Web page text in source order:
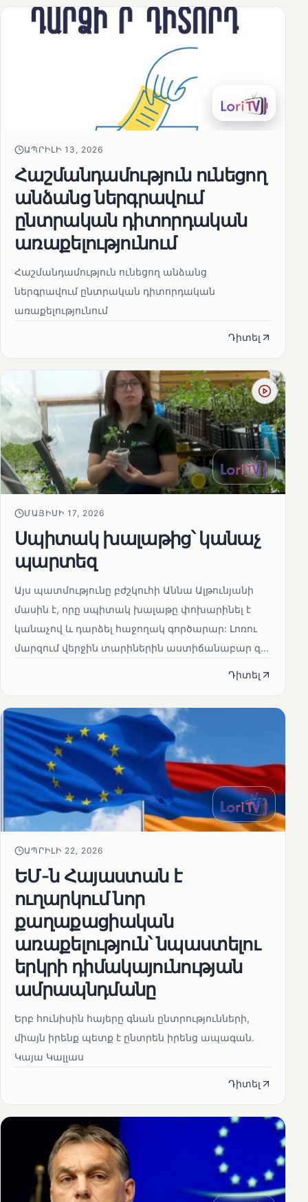
ԱՊՐԻԼԻ 13, 2026
Հաշմանդամություն ունեցող
անձանց ներգրավում
ընտրական դիտորդական
առաքելությունում
Հաշմանդամություն ունեցող անձանց
ներգրավում ընտրական դիտորդական
առաքելությունում
Դիտել
ՄԱՅԻՍԻ 17, 2026
Սպիտակ խալաթից՝ կանաչ
պարտեզ
Այս պատմությունը բժշկուհի Աննա Ալթունյանի
մասին է, որը սպիտակ խալաթը փոխարինել է
կանաչով և դարձել հաջողակ գործարար: Լոռու
մարզում վերջին տարիներին աստիճանաբար զ...
Դիտել
ԱՊՐԻԼԻ 22, 2026
ԵՄ-ն Հայաստան է
ուղարկում նոր
քաղաքացիական
առաքելություն՝ նպաստելու
երկրի դիմակայունության
ամրապնդմանը
Երբ հունիսին հայերը գնան ընտրությունների,
միայն իրենք պետք է ընտրեն իրենց ապագան.
Կայա Կալլաս
Դիտել